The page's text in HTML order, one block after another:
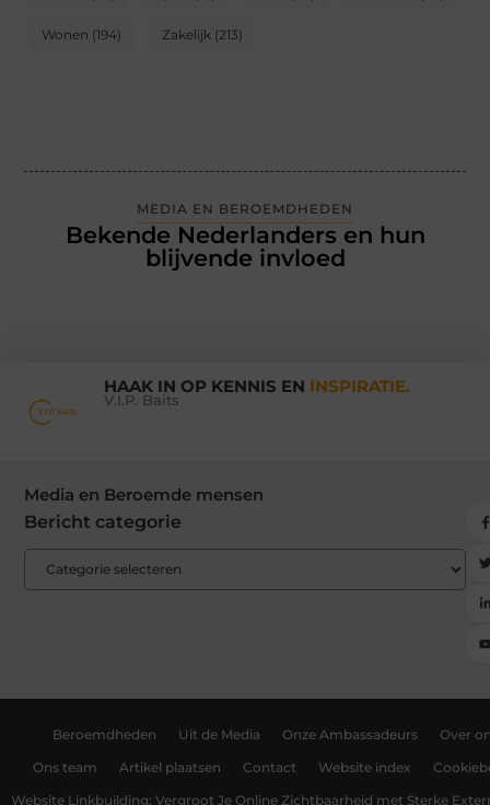
Wonen (194) Zakelijk (213)
MEDIA EN BEROEMDHEDEN
Bekende Nederlanders en hun
blijvende invloed
HAAK IN OP KENNIS EN INSPIRATIE.
V.I.P. Baits
Media en Beroemde mensen
Bericht categorie
Beroemdheden Uit de Media Onze Ambassadeurs Over
Ons team Artikel plaatsen Contact Website index
Website Linkbuilding: Vergroot Je Online Zichtbaarheid met Sterke